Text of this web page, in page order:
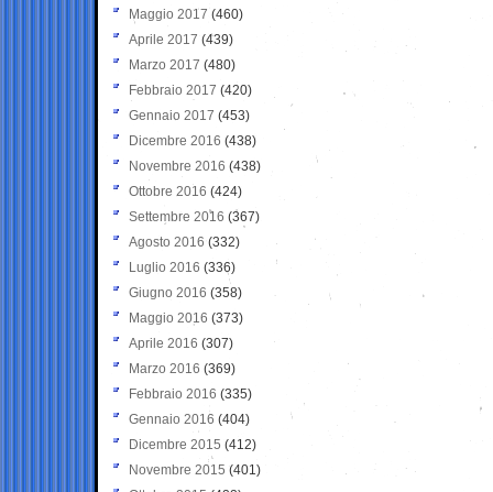
Maggio 2017 (460)
Aprile 2017 (439)
Marzo 2017 (480)
Febbraio 2017 (420)
Gennaio 2017 (453)
Dicembre 2016 (438)
Novembre 2016 (438)
Ottobre 2016 (424)
Settembre 2016 (367)
Agosto 2016 (332)
Luglio 2016 (336)
Giugno 2016 (358)
Maggio 2016 (373)
Aprile 2016 (307)
Marzo 2016 (369)
Febbraio 2016 (335)
Gennaio 2016 (404)
Dicembre 2015 (412)
Novembre 2015 (401)